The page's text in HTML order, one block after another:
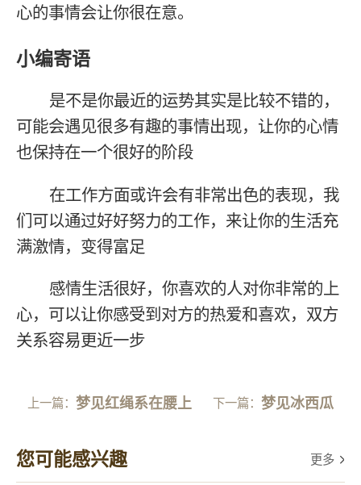
心的事情会让你很在意。
小编寄语
是不是你最近的运势其实是比较不错的，
可能会遇见很多有趣的事情出现，让你的心情
也保持在一个很好的阶段
在工作方面或许会有非常出色的表现，我
们可以通过好好努力的工作，来让你的生活充
满激情，变得富足
感情生活很好，你喜欢的人对你非常的上
心，可以让你感受到对方的热爱和喜欢，双方
关系容易更近一步
上一篇： 梦见红绳系在腰上 下一篇：梦见冰西瓜
您可能感兴趣 更多